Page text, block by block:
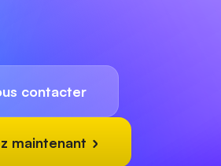
contacter
maintenant